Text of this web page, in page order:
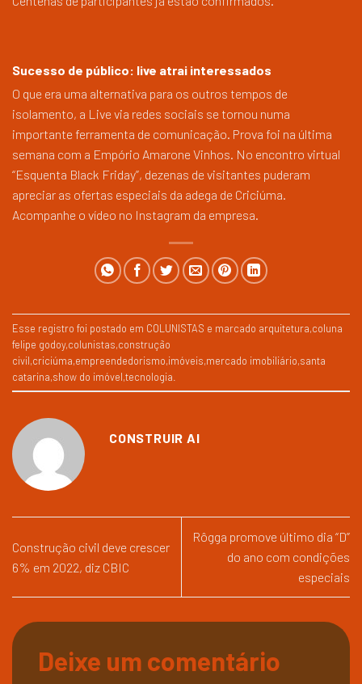
Sucesso de público: live atrai interessados
O que era uma alternativa para os outros tempos de
isolamento, a Live via redes sociais se tornou numa
importante ferramenta de comunicação. Prova foi na última
semana com a Empório Amarone Vinhos. No encontro virtual
“Esquenta Black Friday”, dezenas de visitantes puderam
apreciar as ofertas especiais da adega de Criciúma.
Acompanhe o vídeo no Instagram da empresa.
Esse registro foi postado em COLUNISTAS e marcado arquitetura,coluna
felipe godoy,colunistas,construção
civil,criciúma,empreendedorismo,imóveis,mercado imobiliário,santa
catarina,show do imóvel,tecnologia
CONSTRUIR AI
Construção civil deve crescer
6% em 2022, diz CBIC
Rôgga promove último dia “D”
do ano com condições
especiais
Deixe um comentário